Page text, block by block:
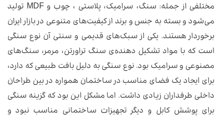
مختلفی از جمله: سنگ، سرامیک، پلاستی ، چوب و MDF تولید
می‌شود و بسته به جنس و برند از کیفیت‌های متنوعی در بازار ایران
برخوردار هستند. یکی از سبک‌های قدیمی و سنتی آن نوع سنگی
است که با مواد تشکیل دهنده‌ی سنگ تراورتن، مرمر، سنگ‌های
مصنوعی و سرامیک بود. نوع سنگی به دلیل بافت طبیعی که دارد،
برای ایجاد یک فضای مناسب در ساختمان همواره در بین طراحان
داخلی طرفداران زیادی داشت. اما مشکل این بود که گزینه سنگی
برای پوشش کابل و دیگر تجهیزات ساختمانی مناسب نبود و